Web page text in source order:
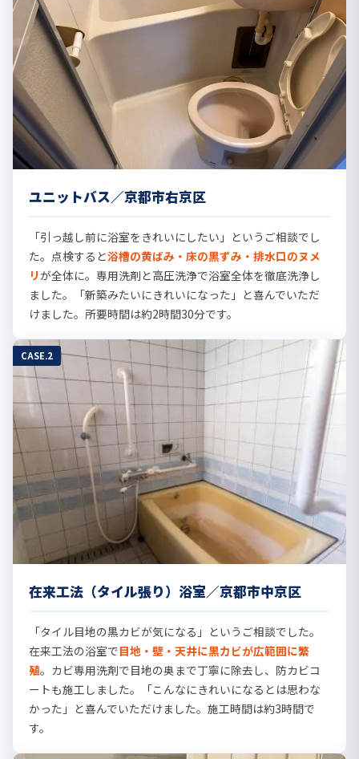
ユニットバス／京都市右京区
「引っ越し前に浴室をきれいにしたい」というご相談でし
た。点検すると浴槽の黄ばみ・床の黒ずみ・排水口のヌメ
リ が全体に。専用洗剤と高圧洗浄で浴室全体を徹底洗浄し
ました。「新築みたいにきれいになった」と喜んでいただ
けました。所要時間は約2時間30分です。
CASE.2
在来工法（タイル張り）浴室／京都市中京区
「タイル目地の黒カビが気になる」というご相談でした。
在来工法の浴室で目地・壁・天井に黒カビが広範囲に繁
殖。カビ専用洗剤で目地の奥まで丁寧に除去し、防カビコ
ートも施工しました。「こんなにきれいになるとは思わな
かった」と喜んでいただけました。施工時間は約3時間で
す。